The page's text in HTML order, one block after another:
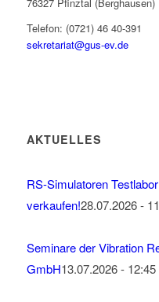
Telefon: (0721) 46 40-391
sekretariat@gus-ev.de
AKTUELLES
RS-Simulatoren
verkaufen!28.07.2026 -
Seminare der Vibration
GmbH13.07.2026 - 12:45